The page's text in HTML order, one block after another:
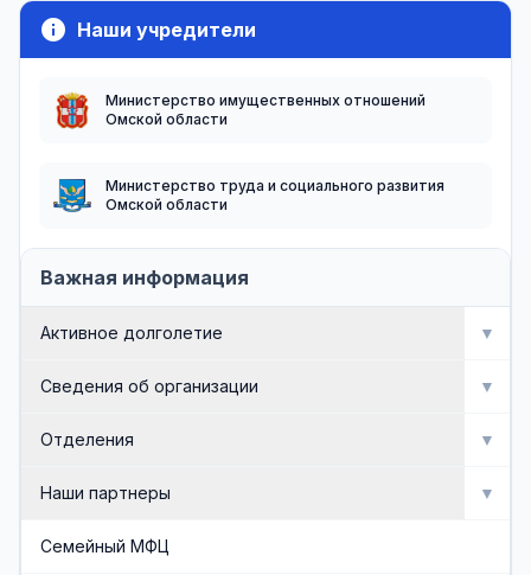
info Наши учредители
Министерство имущественных отношений
Омской области
Министерство труда и социального развития
Омской области
Важная информация
Активное долголетие ▼
Мероприятия
Активное долголетие
Сведения об организации ▼
Об организации
Сведения об организации
Доска почета
Отделения ▼
Отделение социальной реабилитации инвалидов
Отделение профилактики безнадзорности и
Наши партнеры ▼
Попечительский совет
Семейный МФЦ